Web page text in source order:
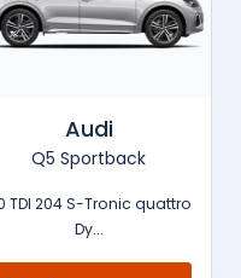
Audi
Q5 Sportback
TDI 204 S-Tronic quattro
Dy...